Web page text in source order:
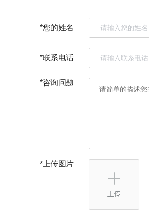
*您的姓名
*联系电话
*咨询问题
*上传图片